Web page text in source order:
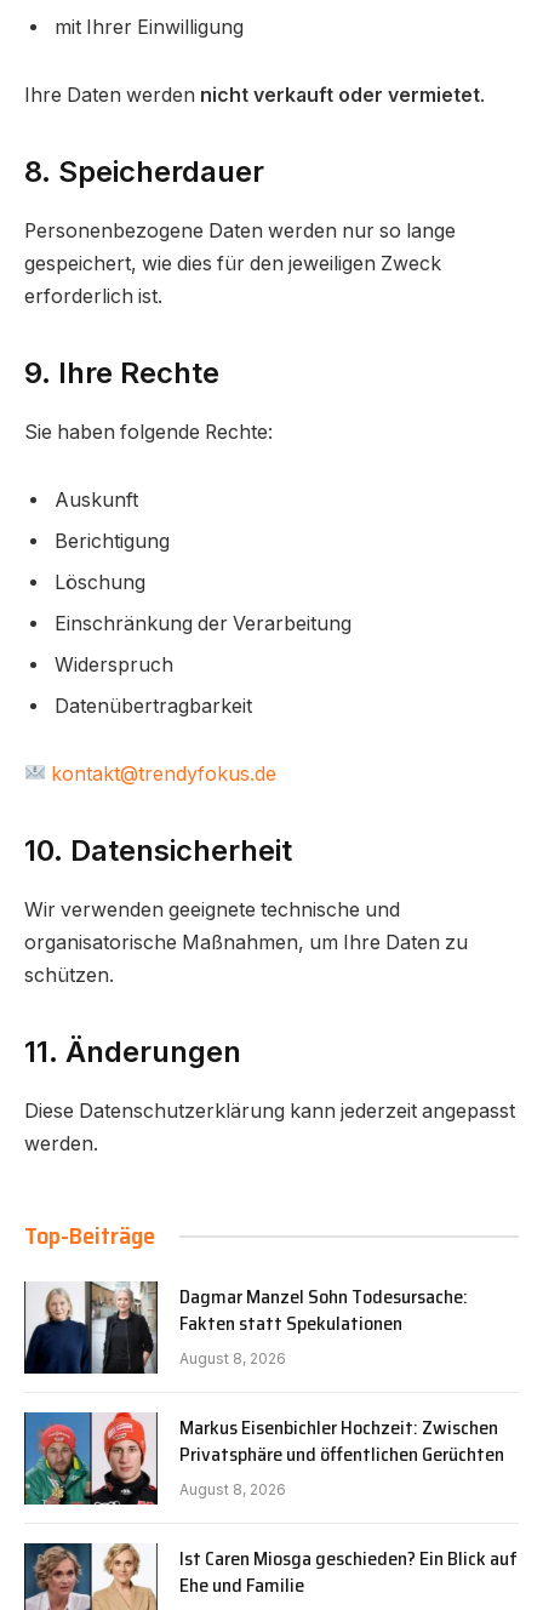
mit Ihrer Einwilligung
Ihre Daten werden nicht verkauft oder vermietet.
8. Speicherdauer
Personenbezogene Daten werden nur so lange
gespeichert, wie dies für den jeweiligen Zweck
erforderlich ist.
9. Ihre Rechte
Sie haben folgende Rechte:
Auskunft
Berichtigung
Löschung
Einschränkung der Verarbeitung
Widerspruch
Datenübertragbarkeit
kontakt@trendyfokus.de
10. Datensicherheit
Wir verwenden geeignete technische und
organisatorische Maßnahmen, um Ihre Daten zu
schützen.
11. Änderungen
Diese Datenschutzerklärung kann jederzeit angepasst
werden.
Top-Beiträge
Dagmar Manzel Sohn Todesursache:
Fakten statt Spekulationen
August 8, 2026
Markus Eisenbichler Hochzeit: Zwischen
Privatsphäre und öffentlichen Gerüchten
August 8, 2026
Ist Caren Miosga geschieden? Ein Blick auf
Ehe und Familie